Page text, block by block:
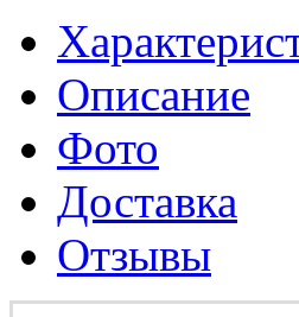
Описание
Фото
Доставка
Отзывы